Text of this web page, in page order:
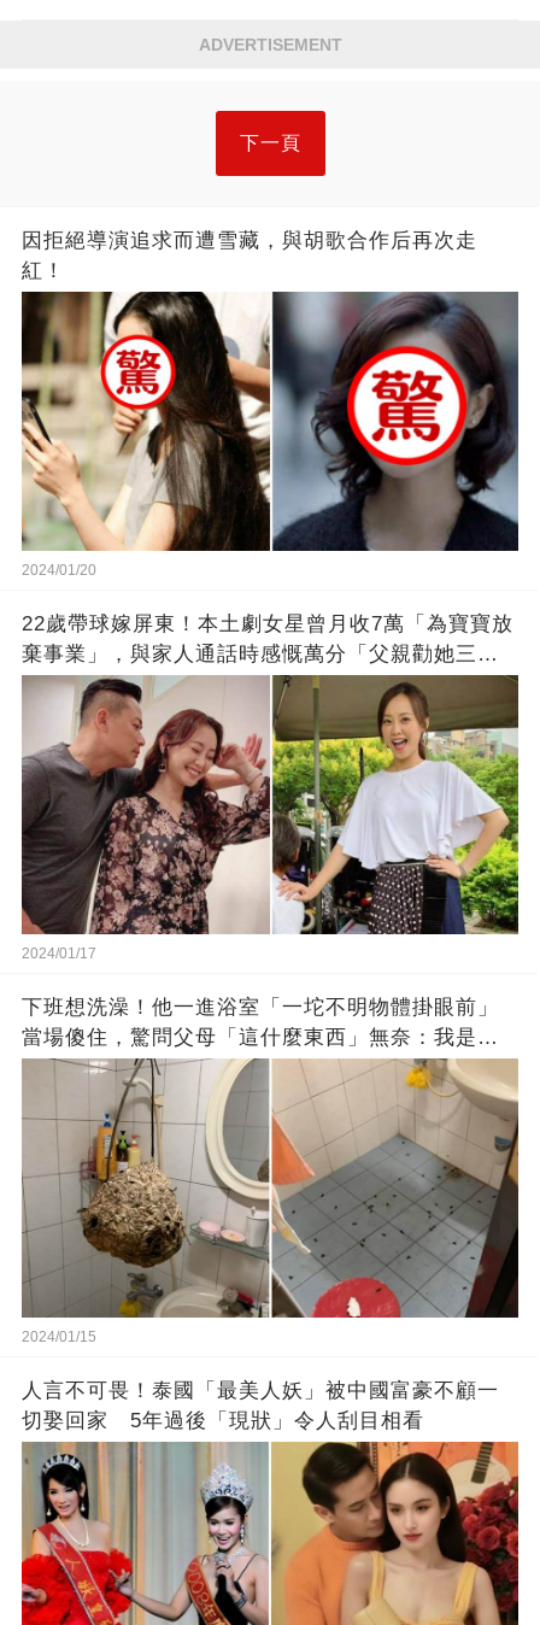
ADVERTISEMENT
下一頁
因拒絕導演追求而遭雪藏，與胡歌合作后再次走
紅！
2024/01/20
22歲帶球嫁屏東！本土劇女星曾月收7萬「為寶寶放
棄事業」，與家人通話時感慨萬分「父親勸她三
思」：只有過一次眼淚
2024/01/17
下班想洗澡！他一進浴室「一坨不明物體掛眼前」
當場傻住，驚問父母「這什麼東西」無奈：我是親
生的嗎？
2024/01/15
人言不可畏！泰國「最美人妖」被中國富豪不顧一
切娶回家 5年過後「現狀」令人刮目相看